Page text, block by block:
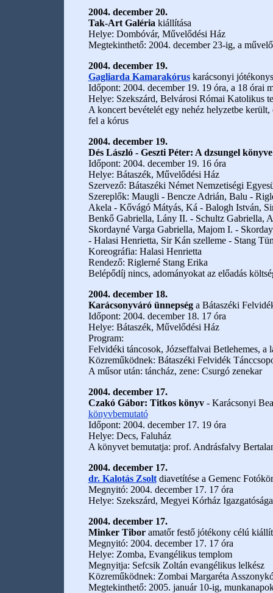
2004. december 20.
Tak-Art Galéria kiállítása
Helye: Dombóvár, Művelődési Ház
Megtekinthető: 2004. december 23-ig, a
2004. december 19.
Gagliarda Kamarakóruskarácsonyi
Időpont: 2004. december 19. 19 óra, a 18 órai
Helye: Szekszárd, Belvárosi Római Katolikus
A koncert bevételét egy nehéz helyzetbe
fel a kórus
2004. december 19.
Dés László - Geszti Péter: A dzsungel könyve
Időpont: 2004. december 19. 16 óra
Helye: Bátaszék, Művelődési Ház
Szervező: Bátaszéki Német Nemzetiségi
Szereplők: Maugli - Bencze Adrián, Balu -
Akela - Kővágó Mátyás, Ká - Balogh István,
Benkő Gabriella, Lány II. - Schultz Gabriella,
Skordayné Varga Gabriella, Majom I. -
- Halasi Henrietta, Sir Kán szelleme - Stang
Koreográfia: Halasi Henrietta
Rendező: Riglerné Stang Erika
Belépődíj nincs, adományokat az előadás
2004. december 18.
Karácsonyváró ünnepséga Bátaszéki
Időpont: 2004. december 18. 17 óra
Helye: Bátaszék, Művelődési Ház
Program:
Felvidéki táncosok, Józseffalvai Betlehemes, a
Közreműködnek: Bátaszéki Felvidék
A műsor után: táncház, zene: Csurgó zenekar
2004. december 17.
Czakó Gábor: Titkos könyv- Karácsonyi
könyvbemutató
Időpont: 2004. december 17. 19 óra
Helye: Decs, Faluház
A könyvet bemutatja: prof. Andrásfalvy
2004. december 17.
dr. Kalotás Zsoltdiavetítése a Gemenc
Megnyitó: 2004. december 17. 17 óra
Helye: Szekszárd, Megyei Kórház Igazgatósága
2004. december 17.
Minker Tiboramatőr festő jótékony célú
Megnyitó: 2004. december 17. 17 óra
Helye: Zomba, Evangélikus templom
Megnyitja: Sefcsik Zoltán evangélikus lelkész
Közreműködnek: Zombai Margaréta
Megtekinthető: 2005. január 10-ig,